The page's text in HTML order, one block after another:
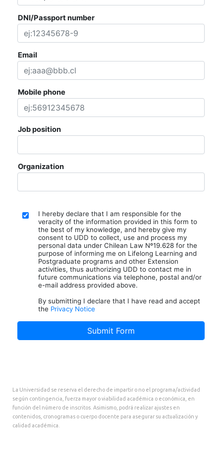
La Universidad se reserva el derecho de impartir o no el programa/actividad
según contingencia, fuerza mayor o viabilidad académica o económica, en
función del número de inscritos. Asimismo, podrá realizar ajustes en
contenidos, cronogramas o cuerpo docente para asegurar su actualización y
calidad académica.